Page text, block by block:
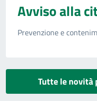
Avviso alla
Prevenzione e
Tutte le novità